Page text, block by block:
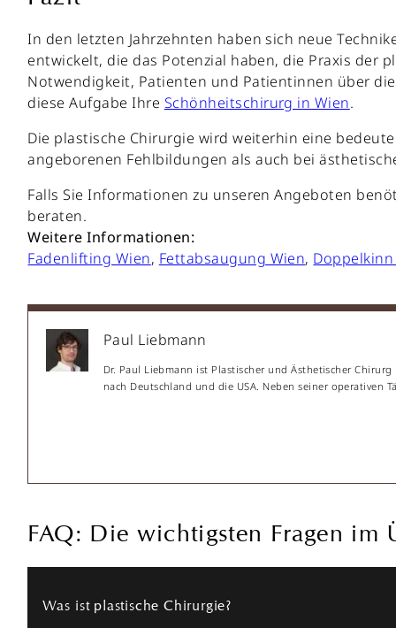
In den letzten Jahrzehnten haben sich neue
entwickelt, die das Potenzial haben, die Praxis der
Notwendigkeit, Patienten und Patientinnen über
diese Aufgabe Ihre Schönheitschirurg in Wien.
Die plastische Chirurgie wird weiterhin eine
angeborenen Fehlbildungen als auch bei
Falls Sie Informationen zu unseren Angeboten
beraten.
Weitere Informationen:
Fadenlifting Wien, Fettabsaugung Wien,
Paul Liebmann
Dr. Paul Liebmann ist Plastischer und Ästhetischer
nach Deutschland und die USA. Neben seiner
FAQ: Die wichtigsten Fragen im
Was ist plastische Chirurgie?